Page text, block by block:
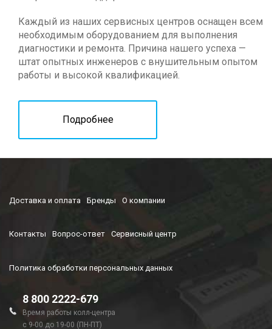
Каждый из наших сервисных центров оснащен всем
необходимым оборудованием для выполнения
диагностики и ремонта. Причина нашего успеха —
штат опытных инженеров с внушительным опытом
работы и высокой квалификацией.
Подробнее
Доставка и оплата Бренды О компании
Контакты Вопрос-ответ Сервисный центр
Политика обработки персональных данных
8 800 2222-679
Время работы колл-центра
с 9-00 до 19-00 (ПН-ПТ)